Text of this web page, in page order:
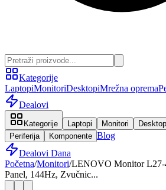
Kategorije
LaptopiMonitoriDesktopiMrežna oprema
Dealovi
Kategorije Laptopi Monitori
Periferija
Komponente Blog
Dealovi Dana
Početna/Monitori/LENOVO Monitor
Panel, 144Hz, Zvučnic...